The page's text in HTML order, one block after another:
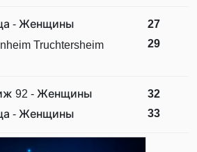
- Женщины
Truchtersheim
27
29
92 - Женщины
- Женщины
32
33